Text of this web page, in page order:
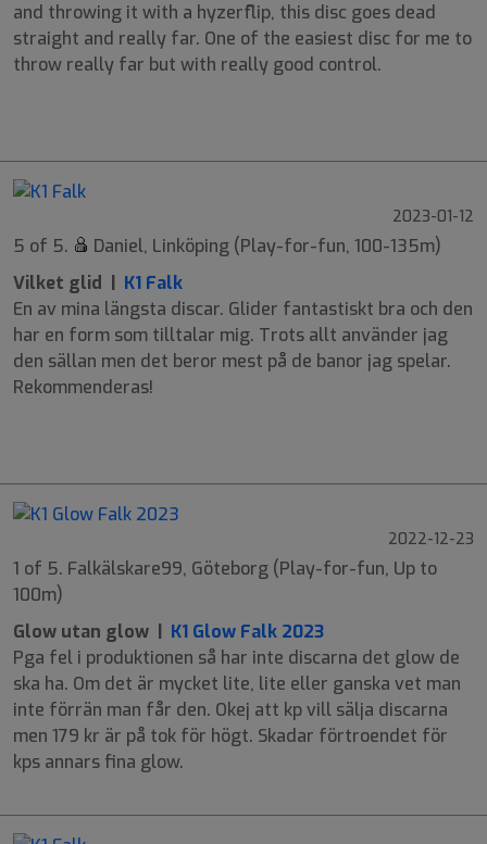
and throwing it with a hyzerflip, this disc goes dead
straight and really far. One of the easiest disc for me to
throw really far but with really good control.
2023-01-12
5 of 5.
Daniel, Linköping (Play-for-fun, 100-135m)
Vilket glid | K1 Falk
En av mina längsta discar. Glider fantastiskt bra och den
har en form som tilltalar mig. Trots allt använder jag
den sällan men det beror mest på de banor jag spelar.
Rekommenderas!
2022-12-23
1 of 5. Falkälskare99, Göteborg (Play-for-fun, Up to
100m)
Glow utan glow | K1 Glow Falk 2023
Pga fel i produktionen så har inte discarna det glow de
ska ha. Om det är mycket lite, lite eller ganska vet man
inte förrän man får den. Okej att kp vill sälja discarna
men 179 kr är på tok för högt. Skadar förtroendet för
kps annars fina glow.